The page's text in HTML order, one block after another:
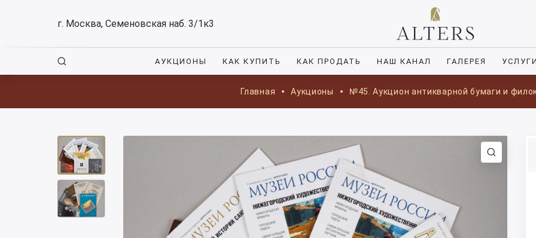
г. Москва, Семеновская наб. 3/1к3
АУКЦИОНЫ КАК КУПИТЬ КАК ПРОДАТЬ НАШ КАНАЛ ГАЛЕРЕЯ
Главная Аукционы №45. Аукцион антикварной бумаги и